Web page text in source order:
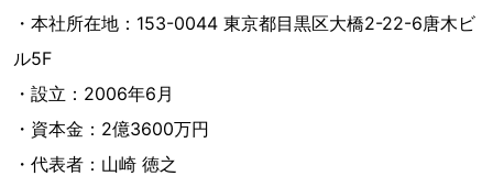
・本社所在地：153-0044 東京都目黒区大橋2-22-6唐木ビ
ル5F
・設立：2006年6月
・資本金：2億3600万円
・代表者：山崎 徳之